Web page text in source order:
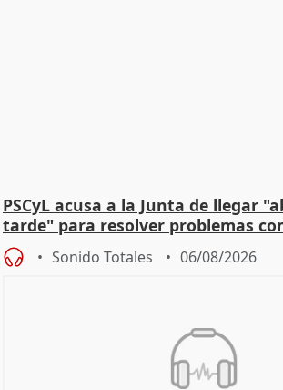
PSCyL acusa a la Junta de llegar
tarde" para resolver problemas
Sonido Totales 06/08/2026